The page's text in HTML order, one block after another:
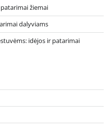
žiemai
dalyviams
idėjos ir patarimai